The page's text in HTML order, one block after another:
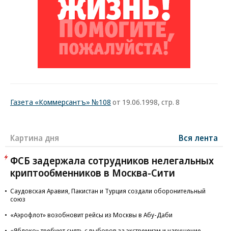
Газета «Коммерсантъ» №108 от 19.06.1998, стр. 8
Картина дня Вся лента
ФСБ задержала сотрудников нелегальных
криптообменников в Москва-Сити
Саудовская Аравия, Пакистан и Турция создали оборонительный
союз
«Аэрофлот» возобновит рейсы из Москвы в Абу-Даби